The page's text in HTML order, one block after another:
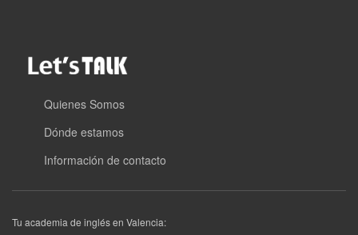
Quienes Somos
Dónde estamos
Información de contacto
Tu academia de inglés en Valencia: